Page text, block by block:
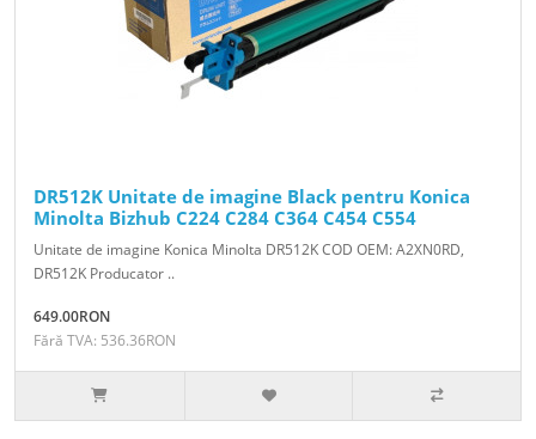
DR512K Unitate de imagine Black pentru Konica
Minolta Bizhub C224 C284 C364 C454 C554
Unitate de imagine Konica Minolta DR512K COD OEM: A2XN0RD,
DR512K Producator ..
649.00RON
Fără TVA: 536.36RON